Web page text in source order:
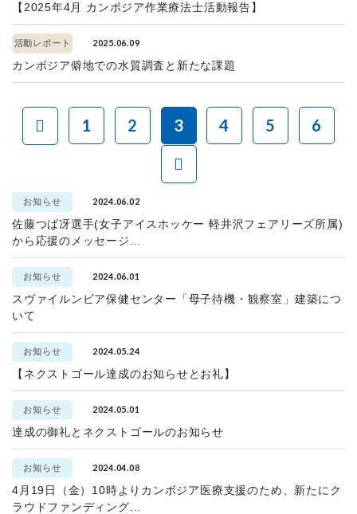
【2025年4月 カンボジア作業療法士活動報告】
活動レポート 2025.06.09
カンボジア僻地での水質調査と新たな課題
1 2 3 4 5 6
お知らせ 2024.06.02
佐藤つば冴選手(女子アイスホッケー 軽井沢フェアリーズ所属)
から応援のメッセージ...
お知らせ 2024.06.01
スヴァイルンビア保健センター「母子待機・観察室」建築につ
いて
お知らせ 2024.05.24
【ネクストゴール達成のお知らせとお礼】
お知らせ 2024.05.01
達成の御礼とネクストゴールのお知らせ
お知らせ 2024.04.08
4月19日（金）10時よりカンボジア医療支援のため、新たにク
ラウドファンディング...